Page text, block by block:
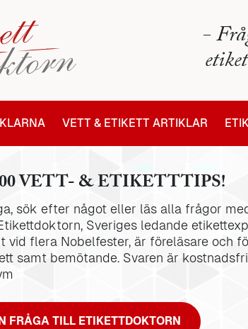
-
VETT & ETIKETT ARTIKLAR
VETT- & ETIKETTTIPS!
sök efter något eller läs alla frågor
Sveriges ledande
vid flera Nobelfester, är föreläsare och
samt bemötande. Svaren är
FRÅGA TILL ETIKETTDOKTORN